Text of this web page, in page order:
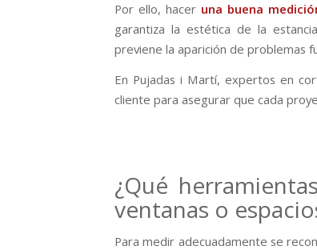
Por ello, haceruna buena
garantiza la estética de la
previene la aparición de problemas
En Pujadas i Martí, expertos en
cliente para asegurar que cada
¿Qué
ventanas o
Para medir adecuadamente se